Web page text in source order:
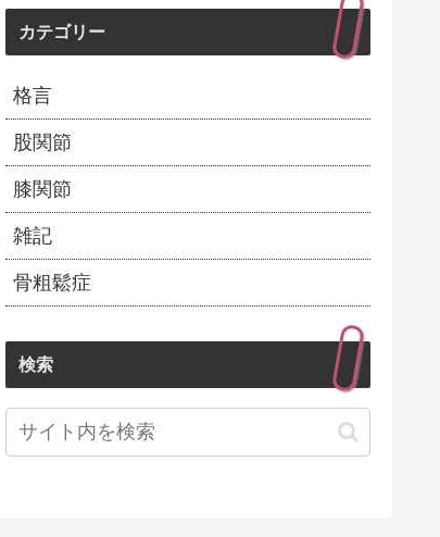
カテゴリー
格言
股関節
膝関節
雑記
骨粗鬆症
検索